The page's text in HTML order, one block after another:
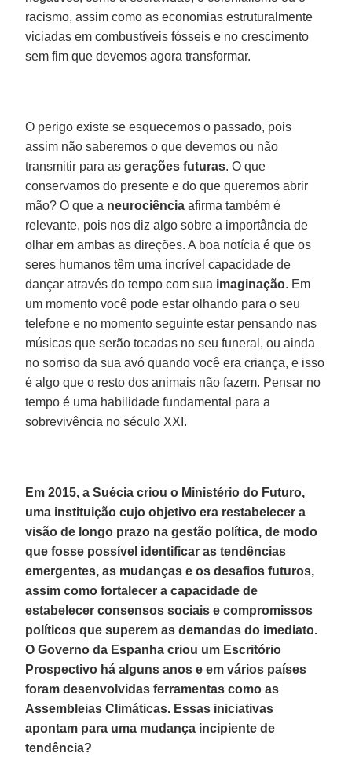
racismo, assim como as economias estruturalmente
viciadas em combustíveis fósseis e no crescimento
sem fim que devemos agora transformar.
O perigo existe se esquecemos o passado, pois
assim não saberemos o que devemos ou não
transmitir para asgerações futuras. O que
conservamos do presente e do que queremos abrir
mão? O que a neurociência afirma também é
relevante, pois nos diz algo sobre a importância de
olhar em ambas as direções. A boa notícia é que os
seres humanos têm uma incrível capacidade de
dançar através do tempo com sua imaginação. Em
um momento você pode estar olhando para o seu
telefone e no momento seguinte estar pensando nas
músicas que serão tocadas no seu funeral, ou ainda
no sorriso da sua avó quando você era criança, e isso
é algo que o resto dos animais não fazem. Pensar no
tempo é uma habilidade fundamental para a
sobrevivência no século XXI.
Em 2015, a Suécia criou o Ministério do Futuro,
uma instituição cujo objetivo era restabelecer a
visão de longo prazo na gestão política, de modo
que fosse possível identificar as tendências
emergentes, as mudanças e os desafios futuros,
assim como fortalecer a capacidade de
estabelecer consensos sociais e compromissos
políticos que superem as demandas do imediato.
O Governo da Espanha criou um Escritório
Prospectivo há alguns anos e em vários países
foram desenvolvidas ferramentas como as
Assembleias Climáticas. Essas iniciativas
apontam para uma mudança incipiente de
tendência?